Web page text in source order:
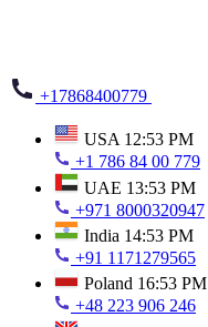
+17868400779
USA 12:53 PM
+1 786 84 00 779
UAE 13:53 PM
+971 8000320947
India 14:53 PM
+91 1171279565
Poland 16:53 PM
+48 223 906 246